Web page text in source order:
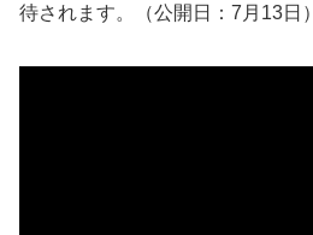
待されます。（公開日：7月13日）